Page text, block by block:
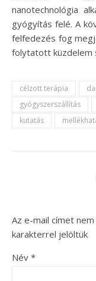
nanotechnológia
gyógyítás felé. A
felfedezés fog
folytatott küzdelem
célzott terápia
gyógyszerszállítás
kutatás
Az e-mail címet
karakterrel jelöltük
Név *